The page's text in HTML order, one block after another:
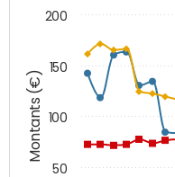
Montants (€)
50
100
150
200